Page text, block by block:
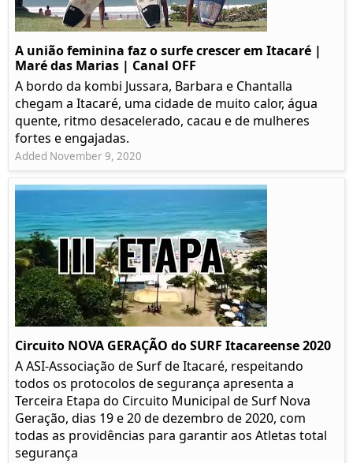
A união feminina faz o surfe crescer em Itacaré |
Maré das Marias | Canal OFF
A bordo da kombi Jussara, Barbara e Chantalla
chegam a Itacaré, uma cidade de muito calor, água
quente, ritmo desacelerado, cacau e de mulheres
fortes e engajadas.
Added November 9, 2020
Circuito NOVA GERAÇÃO do SURF Itacareense 2020
A ASI-Associação de Surf de Itacaré, respeitando
todos os protocolos de segurança apresenta a
Terceira Etapa do Circuito Municipal de Surf Nova
Geração, dias 19 e 20 de dezembro de 2020, com
todas as providências para garantir aos Atletas total
segurança